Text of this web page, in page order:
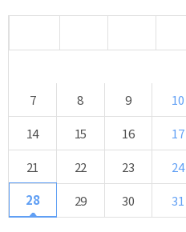
7
8 9 10
14
15 16 17
21
22 23 24
28
29 30 31